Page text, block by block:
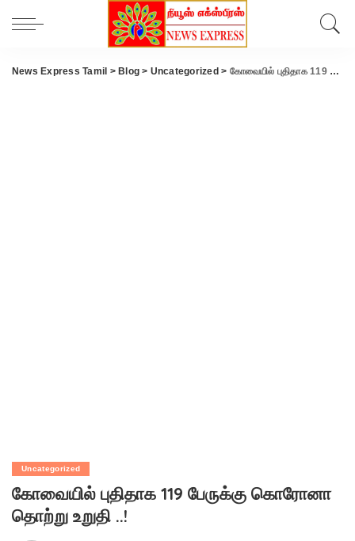
News Express Tamil > Blog > Uncategorized > கோவையில் புதிதாக 119 பேருக்கு கொரோனா தொற்று உறுதி ..!
Uncategorized
கோவையில் புதிதாக 119 பேருக்கு கொரோனா
தொற்று உறுதி ..!